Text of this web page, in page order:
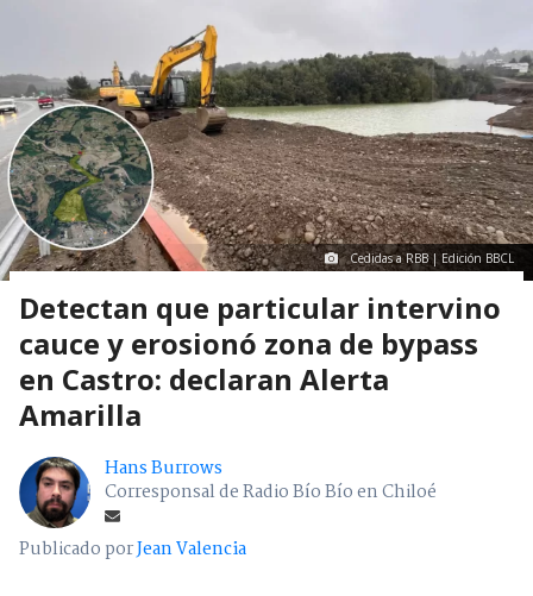
Cedidas a RBB | Edición BBCL
Detectan que particular intervino
cauce y erosionó zona de bypass
en Castro: declaran Alerta
Amarilla
Hans Burrows
Corresponsal de Radio Bío Bío en Chiloé
Publicado porJean Valencia